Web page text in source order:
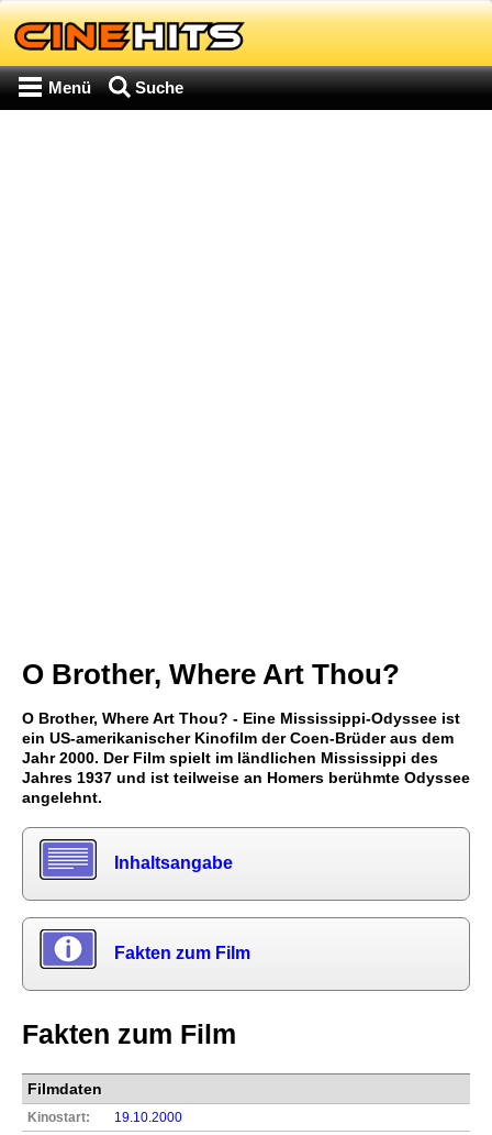
Menü Suche
O Brother, Where Art Thou?
O Brother, Where Art Thou? - Eine Mississippi-Odyssee ist
ein US-amerikanischer Kinofilm der Coen-Brüder aus dem
Jahr 2000. Der Film spielt im ländlichen Mississippi des
Jahres 1937 und ist teilweise an Homers berühmte Odyssee
angelehnt.
Inhaltsangabe
Fakten zum Film
Fakten zum Film
Filmdaten
Kinostart:
19.10.2000